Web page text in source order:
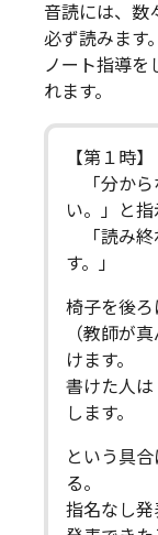
音読には、数
必ず読みます。
ノート指導を
れます。
【第１時】
「分から
い。」と指
「読み終
す。」
椅子を後ろ
（教師が
けます。
書けた人
します。
という具
る。
指名なし発